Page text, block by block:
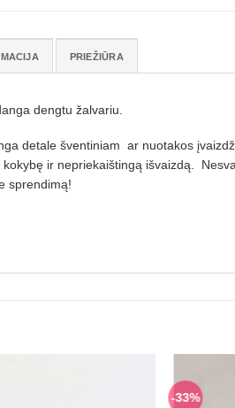
PRIEŽIŪRA
dengtu žalvariu.
detale šventiniam ar nuotakos
ir nepriekaištingą išvaizdą.
sprendimą!
-33%